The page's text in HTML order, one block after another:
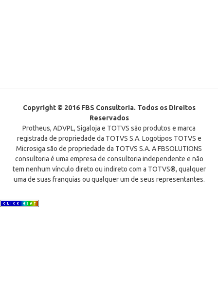
Copyright © 2016 FBS Consultoria. Todos os Direitos
Reservados
Protheus, ADVPL, Sigaloja e TOTVS são produtos e marca
registrada de propriedade da TOTVS S.A. Logotipos TOTVS e
Microsiga são de propriedade da TOTVS S.A. A FBSOLUTIONS
consultoria é uma empresa de consultoria independente e não
tem nenhum vínculo direto ou indireto com a TOTVS®, qualquer
uma de suas franquias ou qualquer um de seus representantes.